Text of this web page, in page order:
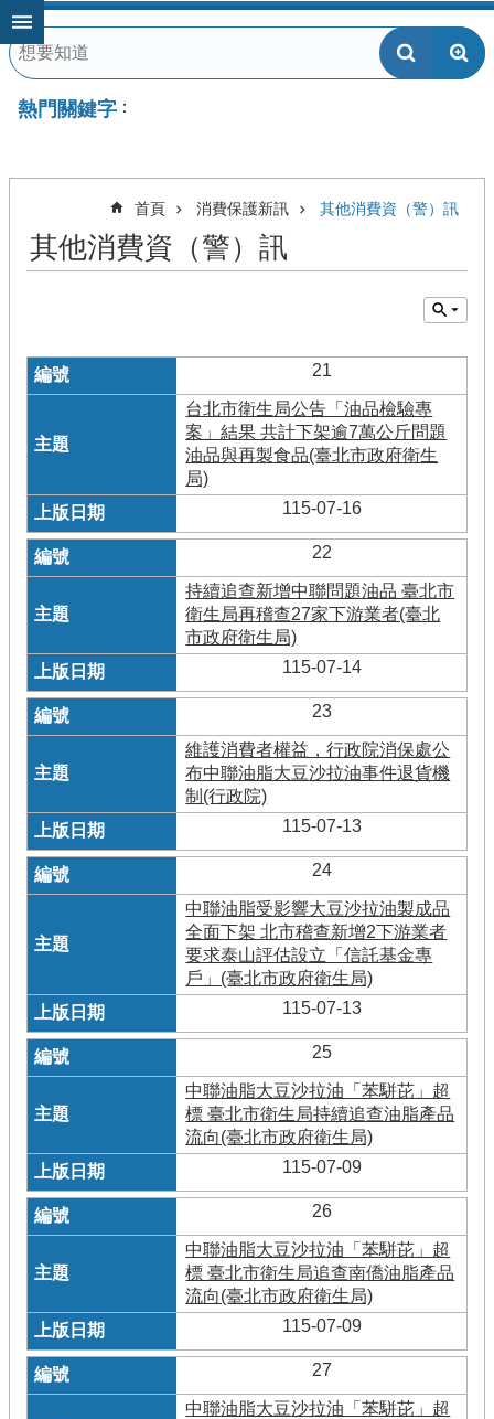
跳到主要內容區塊
熱門關鍵字
首頁 消費保護新訊 其他消費資（警）訊
其他消費資（警）訊
21
台北市衛生局公告「油品檢驗專
案」結果 共計下架逾7萬公斤問題
油品與再製食品(臺北市政府衛生
局)
115-07-16
22
持續追查新增中聯問題油品 臺北市
衛生局再稽查27家下游業者(臺北
市政府衛生局)
115-07-14
23
維護消費者權益，行政院消保處公
布中聯油脂大豆沙拉油事件退貨機
制(行政院)
115-07-13
24
中聯油脂受影響大豆沙拉油製成品
全面下架 北市稽查新增2下游業者
要求泰山評估設立「信託基金專
戶」(臺北市政府衛生局)
115-07-13
25
中聯油脂大豆沙拉油「苯駢芘」超
標 臺北市衛生局持續追查油脂產品
流向(臺北市政府衛生局)
115-07-09
26
中聯油脂大豆沙拉油「苯駢芘」超
標 臺北市衛生局追查南僑油脂產品
流向(臺北市政府衛生局)
115-07-09
27
中聯油脂大豆沙拉油「苯駢芘」超